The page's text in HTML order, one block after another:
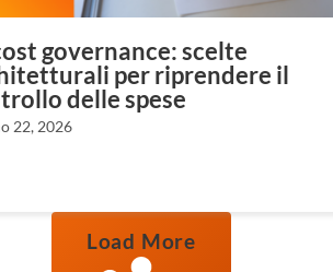
governance: scelte
per riprendere il
delle spese
22, 2026
Load More